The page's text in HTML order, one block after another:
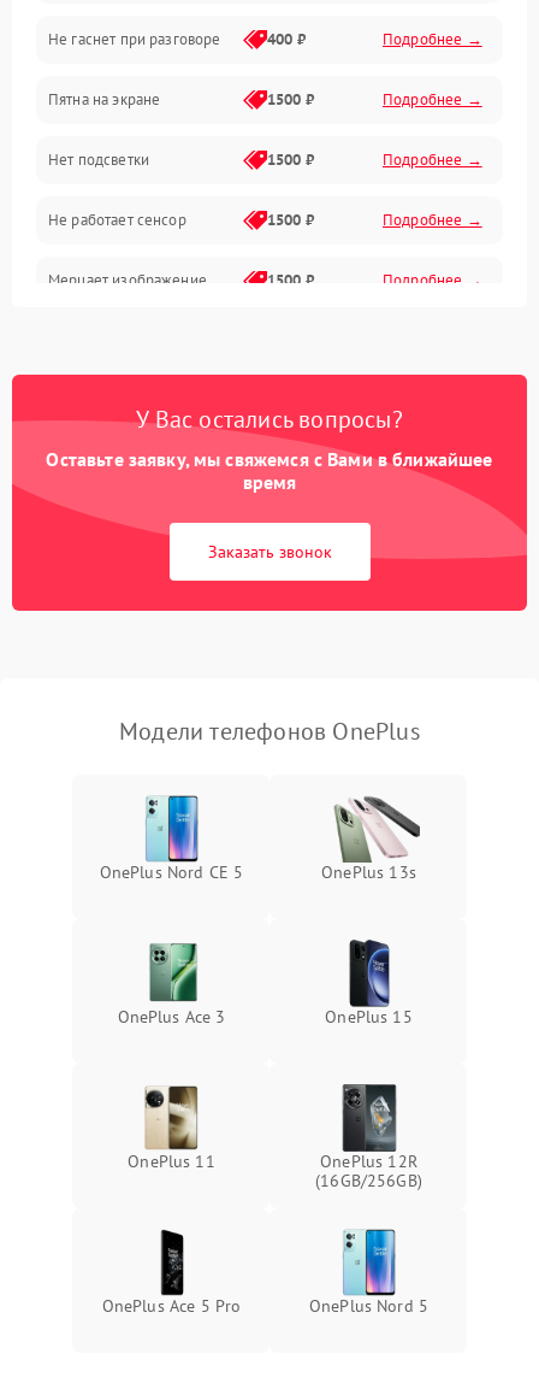
Зарядка
Проблемы с питанием, зарядкой и аккумулятором
Проблемы с работой системы, корпусом и другие
Не гаснет при разговоре 400 ₽ Подробнее →
Пятна на экране 1500 ₽ Подробнее →
Нет подсветки 1500 ₽ Подробнее →
Не работает сенсор 1500 ₽ Подробнее →
Мерцает изображение 1500 ₽ Подробнее →
У Вас остались вопросы?
Оставьте заявку, мы свяжемся с Вами в ближайшее
время
Заказать звонок
Модели телефонов OnePlus
OnePlus Nord CE 5 OnePlus 13s
OnePlus Ace 3 OnePlus 15
OnePlus 11
OnePlus 12R
(16GB/256GB)
OnePlus Ace 5 Pro OnePlus Nord 5